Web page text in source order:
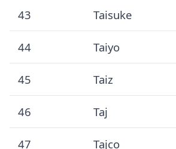
43 Taisuke
44 Taiyo
45 Taiz
46 Taj
47 Tajco